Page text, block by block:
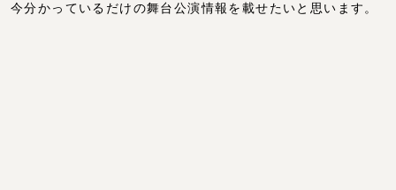
今分かっているだけの舞台公演情報を載せたいと思います。